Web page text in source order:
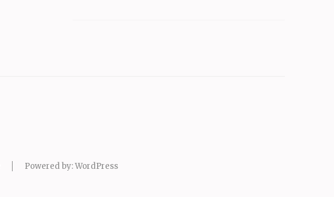
Powered by:WordPress